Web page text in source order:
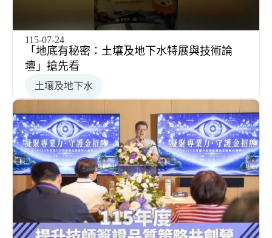
115-07-24
「地底有秘密：土壤及地下水特展與技術論
壇」搶先看
土壤及地下水